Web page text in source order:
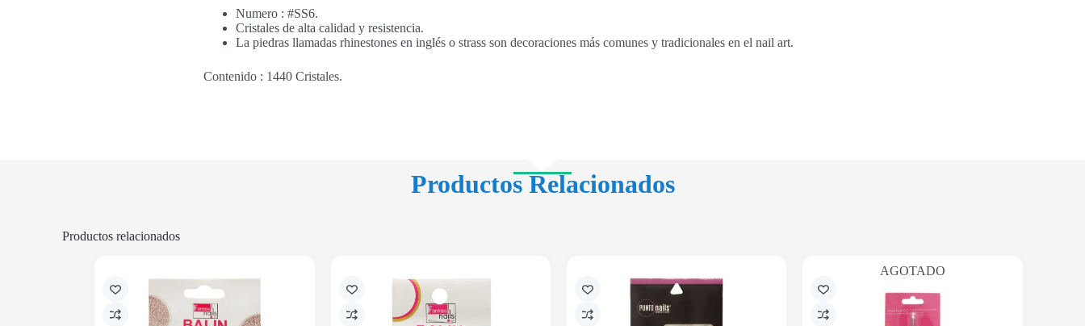
Numero : #SS6.
Cristales de alta calidad y resistencia.
La piedras llamadas rhinestones en inglés o strass son decoraciones más comunes y tradicionales en el nail art.
Contenido : 1440 Cristales.
Productos Relacionados
Productos relacionados
AGOTADO